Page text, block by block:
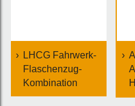
LHCG Fahrwerk-
Flaschenzug-
Kombination